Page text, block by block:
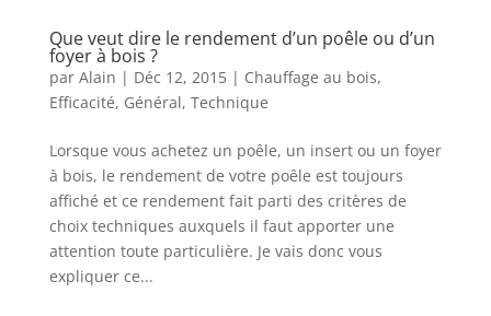
Que veut dire le rendement d’un poêle ou d’un
foyer à bois ?
par Alain | Déc 12, 2015| Chauffage au bois,
Efficacité, Général, Technique
Lorsque vous achetez un poêle, un insert ou un foyer
à bois, le rendement de votre poêle est toujours
affiché et ce rendement fait parti des critères de
choix techniques auxquels il faut apporter une
attention toute particulière. Je vais donc vous
expliquer ce...